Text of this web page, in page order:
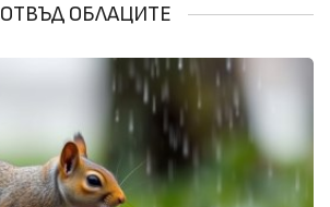
ОТВЪД ОБЛАЦИТЕ